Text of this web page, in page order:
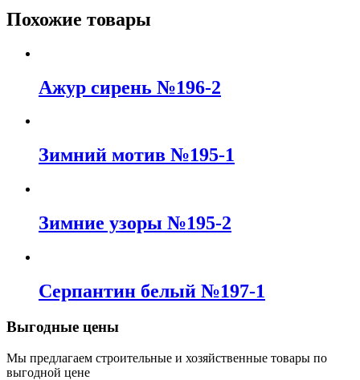
Похожие товары
Ажур сирень №196-2
Зимний мотив №195-1
Зимние узоры №195-2
Серпантин белый №197-1
Выгодные цены
Мы предлагаем строительные и хозяйственные товары по
выгодной цене